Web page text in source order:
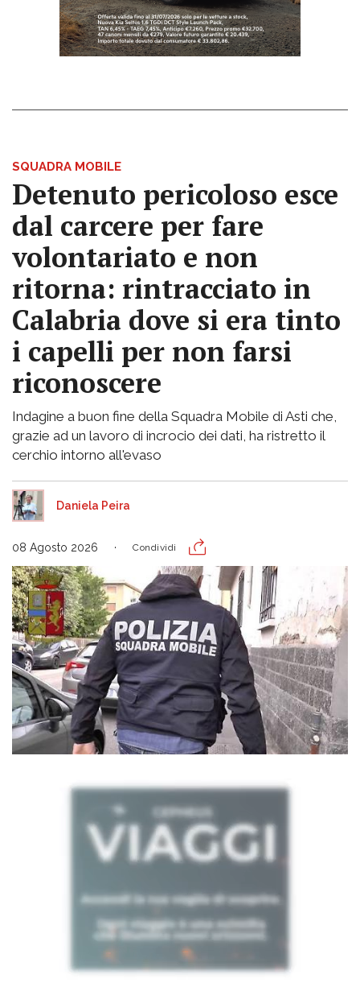
SQUADRA MOBILE
Detenuto pericoloso esce
dal carcere per fare
volontariato e non
ritorna: rintracciato in
Calabria dove si era tinto
i capelli per non farsi
riconoscere
Indagine a buon fine della Squadra Mobile di Asti che,
grazie ad un lavoro di incrocio dei dati, ha ristretto il
cerchio intorno all'evaso
Daniela Peira
08 Agosto 2026 Condividi